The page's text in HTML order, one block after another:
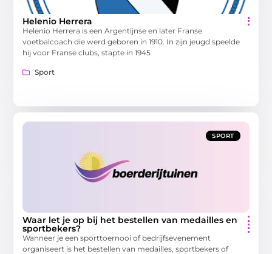
Helenio Herrera
Helenio Herrera is een Argentijnse en later Franse
voetbalcoach die werd geboren in 1910. In zijn jeugd speelde
hij voor Franse clubs, stapte in 1945
Sport
SPORT
Waar let je op bij het bestellen van medailles en
sportbekers?
Wanneer je een sporttoernooi of bedrijfsevenement
organiseert is het bestellen van medailles, sportbekers of